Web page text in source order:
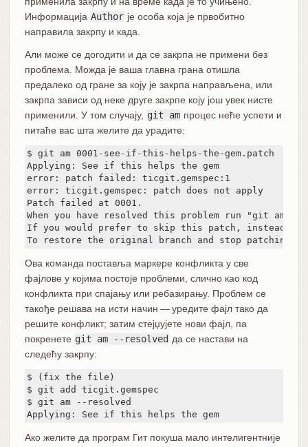
Информација Author је особа која је првобитно
направила закрпу и када.
Али може се догодити и да се закрпа не примени без
проблема. Можда је ваша главна грана отишла
предалеко од гране за коју је закрпа направљена, или
закрпа зависи од неке друге закрпе коју још увек нисте
применили. У том случају, git am процес неће успети и
питаће вас шта желите да урадите:
$ git am 0001-see-if-this-helps-the-gem.patch
Applying: See if this helps the gem
error: patch failed: ticgit.gemspec:1
error: ticgit.gemspec: patch does not apply
Patch failed at 0001.
When you have resolved this problem run "git am --
If you would prefer to skip this patch, instead
To restore the original branch and stop patching
Ова команда поставља маркере конфликта у све
фајлове у којима постоје проблеми, слично као код
конфликта при спајању или ребазирању. Проблем се
такође решава на исти начин — уредите фајл тако да
решите конфликт; затим стејџујете нови фајл, па
покренете git am --resolved да се настави на
следећу закрпу:
$ (fix the file)
$ git add ticgit.gemspec
$ git am --resolved
Applying: See if this helps the gem
Ако желите да програм Гит покуша мало интелигентније